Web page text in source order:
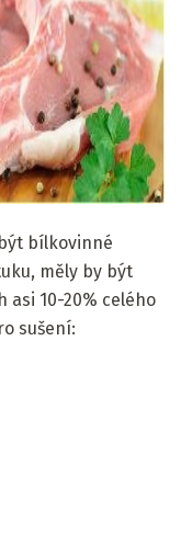
bílkovinné
měly by být
asi 10-20% celého
sušení: